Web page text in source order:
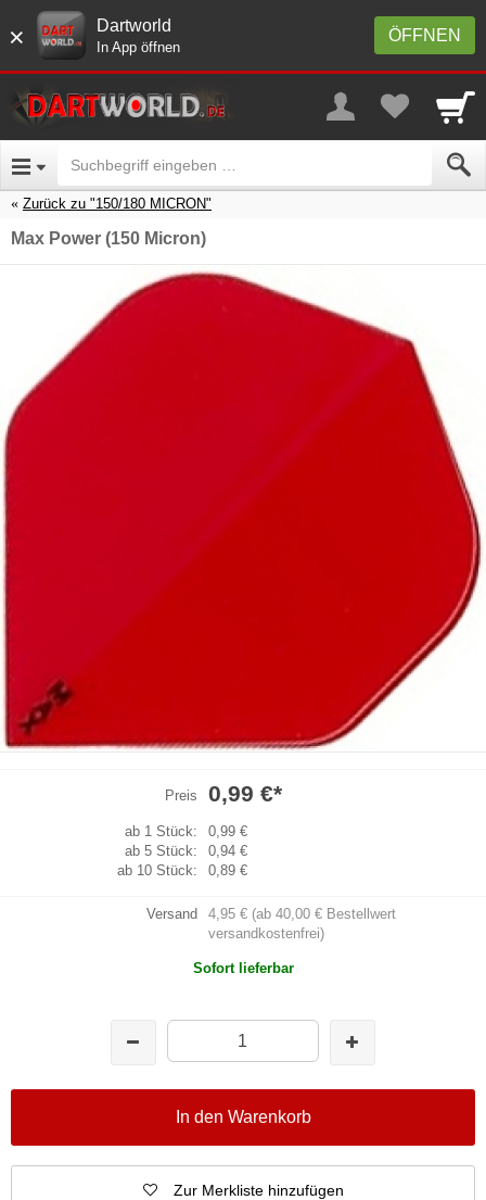
× ÖFFNEN
Dartworld
In App öffnen
Zurück zu "150/180 MICRON"
Max Power (150 Micron)
Preis 0,99 €*
ab 1 Stück:
0,99 €
ab 5 Stück:
0,94 €
ab 10 Stück:
0,89 €
Versand
4,95 € (ab 40,00 € Bestellwert
versandkostenfrei)
Sofort lieferbar
In den Warenkorb
Zur Merkliste hinzufügen